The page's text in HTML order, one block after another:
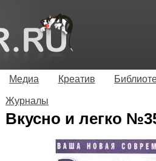
Медиа Креатив
Журналы
Вкусно и легко